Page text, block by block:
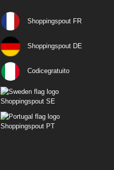
Shoppingspout FR
Shoppingspout DE
Codicegratuito
Shoppingspout SE
Shoppingspout PT